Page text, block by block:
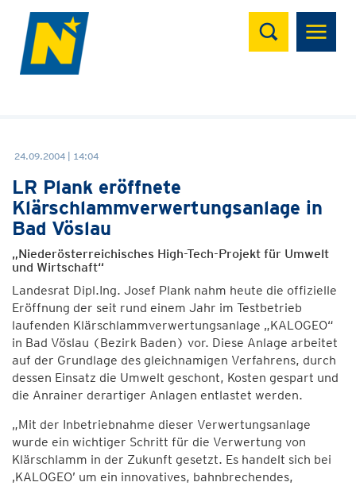
Suchen
24.09.2004 | 14:04
LR Plank eröffnete
Klärschlammverwertungsanlage in
Bad Vöslau
„Niederösterreichisches High-Tech-Projekt für Umwelt
und Wirtschaft“
Landesrat Dipl.Ing. Josef Plank nahm heute die offizielle
Eröffnung der seit rund einem Jahr im Testbetrieb
laufenden Klärschlammverwertungsanlage „KALOGEO“
in Bad Vöslau (Bezirk Baden) vor. Diese Anlage arbeitet
auf der Grundlage des gleichnamigen Verfahrens, durch
dessen Einsatz die Umwelt geschont, Kosten gespart und
die Anrainer derartiger Anlagen entlastet werden.
„Mit der Inbetriebnahme dieser Verwertungsanlage
wurde ein wichtiger Schritt für die Verwertung von
Klärschlamm in der Zukunft gesetzt. Es handelt sich bei
‚KALOGEO’ um ein innovatives, bahnbrechendes,